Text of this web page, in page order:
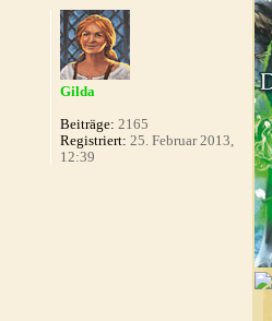
Gilda
Beiträge: 2165
Registriert: 25. Februar 2013,
12:39